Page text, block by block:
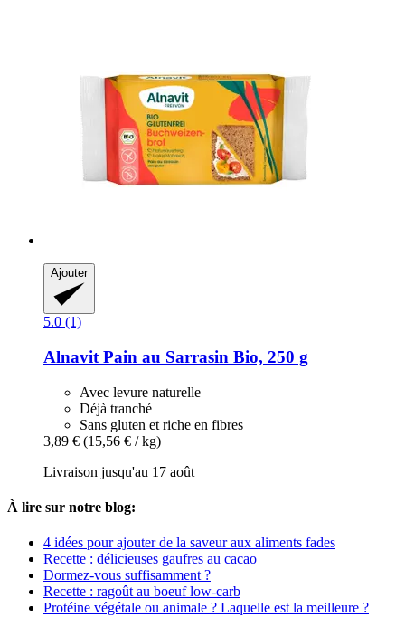
Ajouter
5.0 (1)
Alnavit Pain au Sarrasin Bio, 250 g
Avec levure naturelle
Déjà tranché
Sans gluten et riche en fibres
3,89 € (15,56 € / kg)
Livraison jusqu'au 17 août
À lire sur notre blog:
4 idées pour ajouter de la saveur aux aliments fades
Recette : délicieuses gaufres au cacao
Dormez-vous suffisamment ?
Recette : ragoût au boeuf low-carb
Protéine végétale ou animale ? Laquelle est la meilleure ?